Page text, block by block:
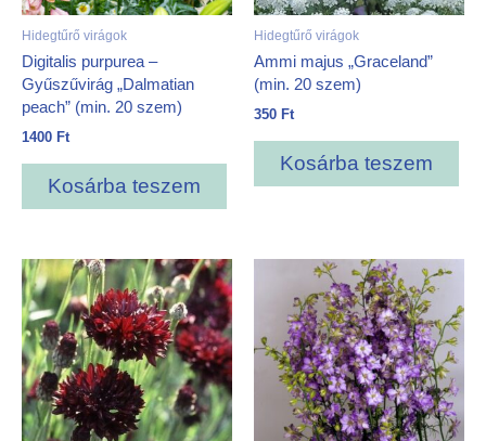
Hidegtűrő virágok
Digitalis purpurea –
Gyűszűvirág „Dalmatian
peach” (min. 20 szem)
1400 Ft
Kosárba teszem
Hidegtűrő virágok
Ammi majus „Graceland”
(min. 20 szem)
350 Ft
Kosárba teszem